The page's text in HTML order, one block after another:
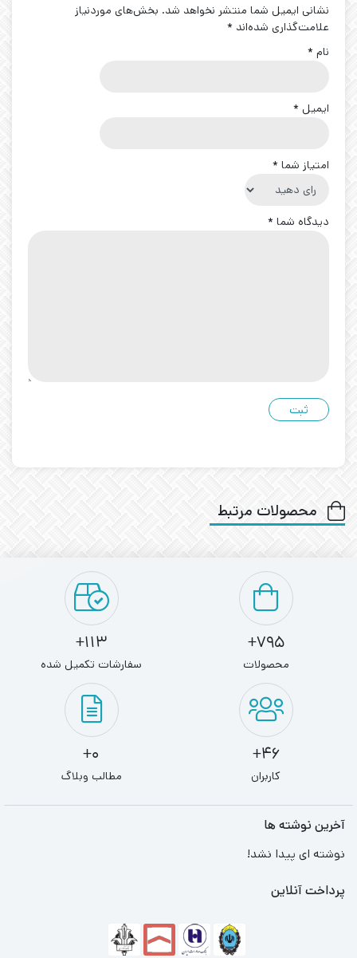
نشانی ایمیل شما منتشر نخواهد شد. بخش‌های موردنیاز
علامت‌گذاری شده‌اند *
نام *
ایمیل *
امتیاز شما *
دیدگاه شما *
محصولات مرتبط
795+
محصولات
113+
سفارشات تکمیل شده
46+
کاربران
0+
مطالب وبلاگ
آخرین نوشته ها
نوشته ای پیدا نشد!
پرداخت آنلاین